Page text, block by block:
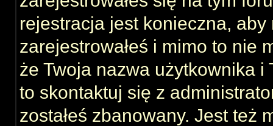
rejestracja jest konieczna,
zarejestrowałeś i mimo to nie
że Twoja nazwa użytkownika i
to skontaktuj się z
zostałeś zbanowany. Jest też